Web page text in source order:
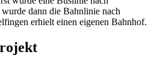
dann die Bahnlinie nach
erhielt einen eigenen Bahnhof.